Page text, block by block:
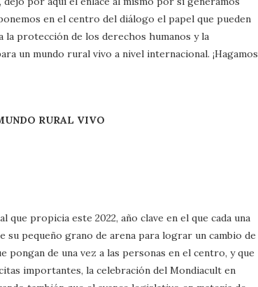
en el centro del diálogo el papel que pueden
protección de los derechos humanos y la
un mundo rural vivo a nivel internacional. ¡Hagamos
RURAL VIVO
que propicia este 2022, año clave en el que cada una
su pequeño grano de arena para lograr un cambio de
pongan de una vez a las personas en el centro, y que
importantes, la celebración del Mondiacult en